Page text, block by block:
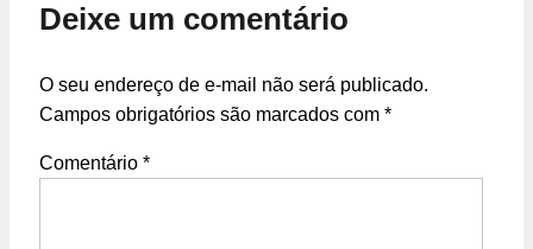
Deixe um comentário
O seu endereço de e-mail não será publicado.
Campos obrigatórios são marcados com *
Comentário *